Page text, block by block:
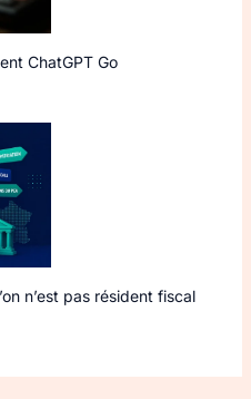
ChatGPT Go
n’est pas résident fiscal